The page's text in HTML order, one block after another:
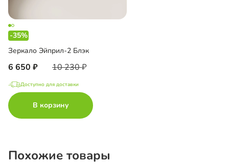
-35%
Зеркало Эйприл-2 Блэк
6 650 10 230
Доступно для доставки
В корзину
Похожие товары